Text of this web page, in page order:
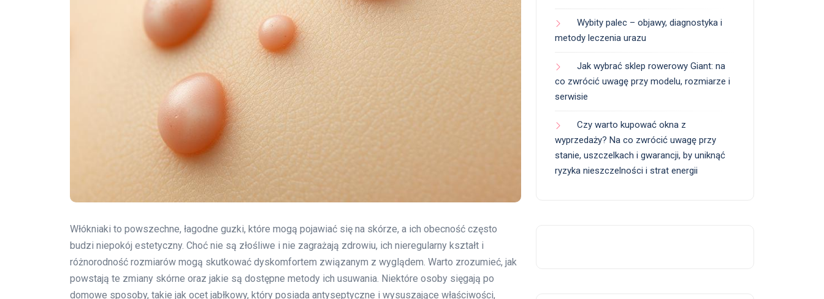
Włókniaki to powszechne, łagodne guzki, które mogą pojawiać się na skórze, a ich obecność często
budzi niepokój estetyczny. Choć nie są złośliwe i nie zagrażają zdrowiu, ich nieregularny kształt i
różnorodność rozmiarów mogą skutkować dyskomfortem związanym z wyglądem. Warto zrozumieć, jak
powstają te zmiany skórne oraz jakie są dostępne metody ich usuwania. Niektóre osoby sięgają po
domowe sposoby, takie jak ocet jabłkowy, który posiada antyseptyczne i wysuszające właściwości,
Wybity palec – objawy, diagnostyka i
metody leczenia urazu
Jak wybrać sklep rowerowy Giant: na
co zwrócić uwagę przy modelu, rozmiarze i
serwisie
Czy warto kupować okna z
wyprzedaży? Na co zwrócić uwagę przy
stanie, uszczelkach i gwarancji, by uniknąć
ryzyka nieszczelności i strat energii